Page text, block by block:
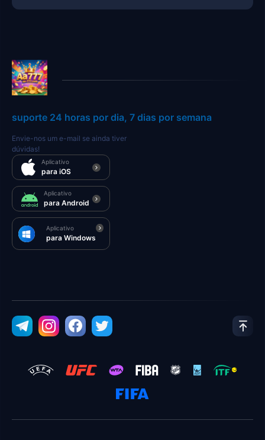
suporte 24 horas por dia, 7 dias por semana
Envie-nos um e-mail se ainda tiver
dúvidas!
Aplicativo
para iOS
Aplicativo
para Android
Aplicativo
para Windows